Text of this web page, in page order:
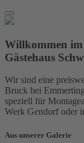
Willkommen im
Gästehaus
Wir sind eine
Bruck bei
speziell für
Werk Gendorf oder
Aus unserer Galerie